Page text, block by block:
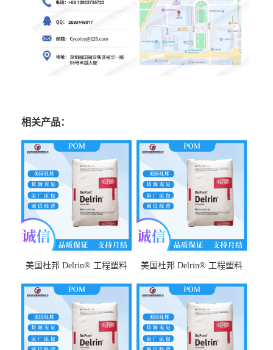
相关产品：
美国杜邦 Delrin® 工程塑料
学性 高流动性 耐磨 耐高温
美国杜邦 Delrin® 工程塑料
耐化学性 耐冲击性